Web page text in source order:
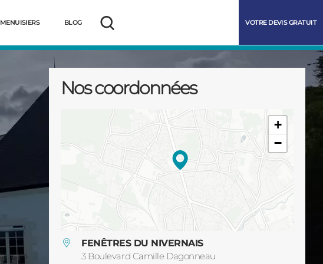
MENUISIERS BLOG
Rechercher
VOTRE DEVIS GRATUIT
Nos coordonnées
+
−
FENÊTRES DU NIVERNAIS
3 Boulevard Camille Dagonneau